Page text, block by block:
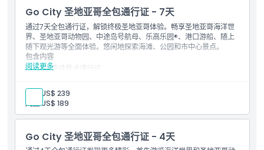
Go City 圣地亚哥全包通行证 - 7天
通过7天全包通行证，解锁终极圣地亚哥体验。畅享圣地亚哥海洋世
界、圣地亚哥动物园、中途岛号航母、乐高乐园®、港口游船、随上
随下观光游等全面体验。悠闲地探索海滩、公园和市中心景点。
阅读更多
包含内容
7天连续景点通行证
任选一个高级景点免费入场（可选择圣地亚哥海洋世界、极速快
艇探险，或3天随上随下老城区电车观光票）
附带景点信息与说明的数字导览
成人: US$ 239
儿童:US$ 189
Go City 圣地亚哥全包通行证 - 4天